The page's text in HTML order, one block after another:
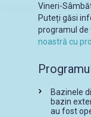
Vineri-
Puteți găsi
programul de
noastră cu
Bazinele
bazin
au fost